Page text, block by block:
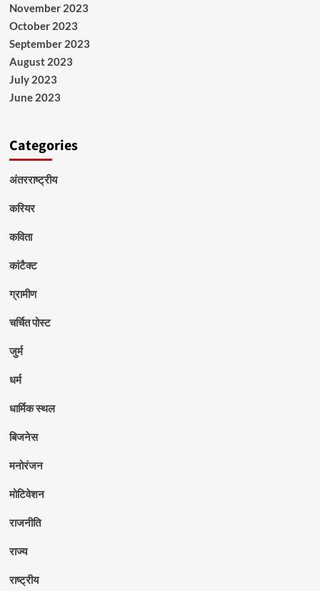
November 2023
October 2023
September 2023
August 2023
July 2023
June 2023
Categories
अंतरराष्ट्रीय
करियर
कविता
कांटैक्ट
ग्रामीण
चर्चित पोस्ट
जुर्म
धर्म
धार्मिक स्थल
बिजनेस
मनोरंजन
मोटिवेशन
राजनीति
राज्य
राष्ट्रीय